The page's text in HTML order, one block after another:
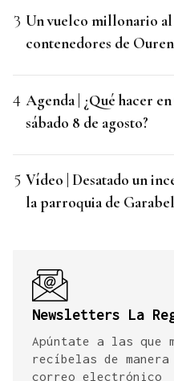
Un vuelco millonario
contenedores de
Agenda | ¿Qué hacer
sábado 8 de agosto?
Vídeo | Desatado un
la parroquia de
Newsletters La
Apúntate a las que
recíbelas de
correo electrónico